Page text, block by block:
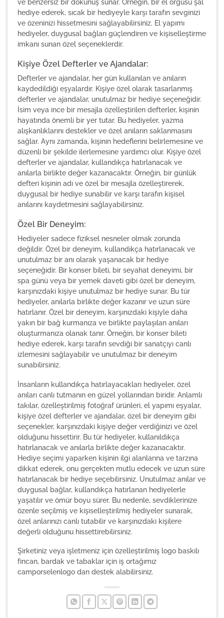
ve benzersiz bir dokunuş sunar. Örneğin, bir el örgüsü şal
hediye ederek, sıcak bir hediyeyle karşı tarafın sevginizi
ve özeninizi hissetmesini sağlayabilirsiniz. El yapımı
hediyeler, duygusal bağları güçlendiren ve kişiselleştirme
imkanı sunan özel seçeneklerdir.
Kişiye Özel Defterler ve Ajandalar:
Defterler ve ajandalar, her gün kullanılan ve anıların
kaydedildiği eşyalardır. Kişiye özel olarak tasarlanmış
defterler ve ajandalar, unutulmaz bir hediye seçeneğidir.
İsim veya ince bir mesajla özelleştirilen defterler, kişinin
hayatında önemli bir yer tutar. Bu hediyeler, yazma
alışkanlıklarını destekler ve özel anıların saklanmasını
sağlar. Aynı zamanda, kişinin hedeflerini belirlemesine ve
düzenli bir şekilde ilerlemesine yardımcı olur. Kişiye özel
defterler ve ajandalar, kullandıkça hatırlanacak ve
anılarla birlikte değer kazanacaktır. Örneğin, bir günlük
defteri kişinin adı ve özel bir mesajla özelleştirerek,
duygusal bir hediye sunabilir ve karşı tarafın kişisel
anılarını kaydetmesini sağlayabilirsiniz.
Özel Bir Deneyim:
Hediyeler sadece fiziksel nesneler olmak zorunda
değildir. Özel bir deneyim, kullandıkça hatırlanacak ve
unutulmaz bir anı olarak yaşanacak bir hediye
seçeneğidir. Bir konser bileti, bir seyahat deneyimi, bir
spa günü veya bir yemek daveti gibi özel bir deneyim,
karşınızdaki kişiye unutulmaz bir hediye sunar. Bu tür
hediyeler, anılarla birlikte değer kazanır ve uzun süre
hatırlanır. Özel bir deneyim, karşınızdaki kişiyle daha
yakın bir bağ kurmanıza ve birlikte paylaşılan anıları
oluşturmanıza olanak tanır. Örneğin, bir konser bileti
hediye ederek, karşı tarafın sevdiği bir sanatçıyı canlı
izlemesini sağlayabilir ve unutulmaz bir deneyim
sunabilirsiniz.
İnsanların kullandıkça hatırlayacakları hediyeler, özel
anıları canlı tutmanın en güzel yollarından biridir. Anlamlı
takılar, özelleştirilmiş fotoğraf ürünleri, el yapımı eşyalar,
kişiye özel defterler ve ajandalar, özel bir deneyim gibi
seçenekler, karşınızdaki kişiye değer verdiğinizi ve özel
olduğunu hissettirir. Bu tür hediyeler, kullanıldıkça
hatırlanacak ve anılarla birlikte değer kazanacaktır.
Hediye seçimi yaparken kişinin ilgi alanlarına ve tarzına
dikkat ederek, onu gerçekten mutlu edecek ve uzun süre
hatırlanacak bir hediye seçebilirsiniz. Unutulmaz anılar ve
duygusal bağlar, kullandıkça hatırlanan hediyelerle
yaşatılır ve ömür boyu sürer. Bu nedenle, sevdiklerinize
özenle seçilmiş ve kişiselleştirilmiş hediyeler sunarak,
özel anlarınızı canlı tutabilir ve karşınızdaki kişilere
değerli olduğunu hissettirebilirsiniz.
Şirketiniz veya işletmeniz için özelleştirilmiş logo baskılı
fincan, bardak ve tabaklar için iş ortağımız
camporselenlogo dan destek alabilirsiniz.